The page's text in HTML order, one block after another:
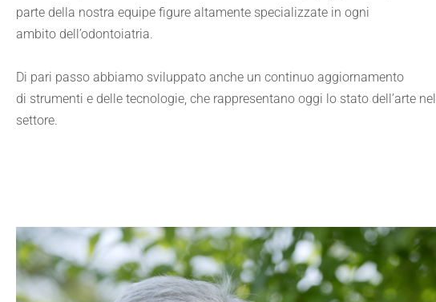
parte della nostra equipe figure altamente specializzate in ogni
ambito dell’odontoiatria.
Di pari passo abbiamo sviluppato anche un continuo aggiornamento
di strumenti e delle tecnologie, che rappresentano oggi lo stato dell’arte nel
settore.